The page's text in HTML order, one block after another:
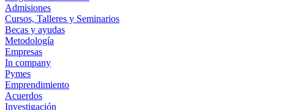
Admisiones
Cursos, Talleres y Seminarios
Becas y ayudas
Metodología
Empresas
In company
Pymes
Emprendimiento
Acuerdos
Investigación